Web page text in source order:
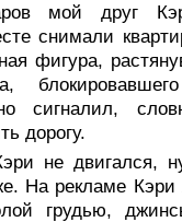
мой друг
снимали
фигура,
блокировавшего
сигналил,
дорогу.
не двигался,
На рекламе Кэри
грудью,